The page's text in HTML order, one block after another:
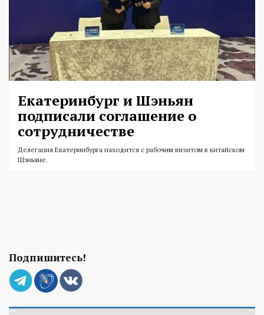
Екатеринбург и Шэньян
подписали соглашение о
сотрудничестве
Делегация Екатеринбурга находится с рабочим визитом в китайском
Шэньяне.
Подпишитесь!